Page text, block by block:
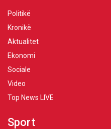
Politikë
Kronikë
Aktualitet
Ekonomi
Sociale
Video
Top News LIVE
Sport